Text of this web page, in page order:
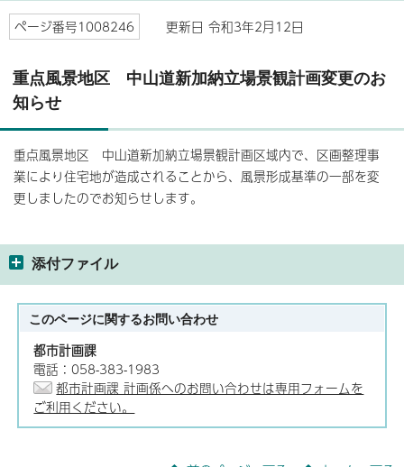
ページ番号1008246 更新日 令和3年2月12日
重点風景地区 中山道新加納立場景観計画変更のお
知らせ
重点風景地区 中山道新加納立場景観計画区域内で、区画整理事
業により住宅地が造成されることから、風景形成基準の一部を変
更しましたのでお知らせします。
添付ファイル
このページに関するお問い合わせ
都市計画課
電話：058-383-1983
都市計画課 計画係へのお問い合わせは専用フォームを
ご利用ください。